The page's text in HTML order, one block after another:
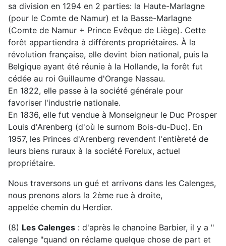
sa division en 1294 en 2 parties: la Haute-Marlagne
(pour le Comte de Namur) et la Basse-Marlagne
(Comte de Namur + Prince Evêque de Liège). Cette
forêt appartiendra à différents propriétaires. À la
révolution française, elle devint bien national, puis la
Belgique ayant été réunie à la Hollande, la forêt fut
cédée au roi Guillaume d'Orange Nassau.
En 1822, elle passe à la société générale pour
favoriser l'industrie nationale.
En 1836, elle fut vendue à Monseigneur le Duc Prosper
Louis d'Arenberg (d'où le surnom Bois-du-Duc). En
1957, les Princes d'Arenberg revendent l'entièreté de
leurs biens ruraux à la société Forelux, actuel
propriétaire.
Nous traversons un gué et arrivons dans les Calenges,
nous prenons alors la 2ème rue à droite,
appelée chemin du Herdier.
(8) Les Calenges : d'après le chanoine Barbier, il y a "
calenge "quand on réclame quelque chose de part et